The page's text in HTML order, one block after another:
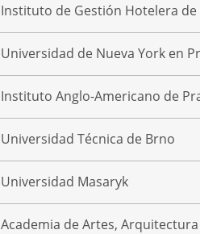
Instituto de Gestión Hotelera de
Universidad de Nueva York en
Instituto Anglo-Americano de
Universidad Técnica de Brno
Universidad Masaryk
Academia de Artes,